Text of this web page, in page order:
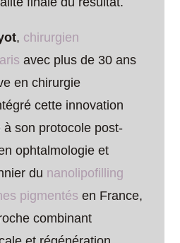
, chirurgien
avec plus de 30 ans
en chirurgie
cette innovation
son protocole post-
ophtalmologie et
du nanolipofilling
pigmentés en France,
combinant